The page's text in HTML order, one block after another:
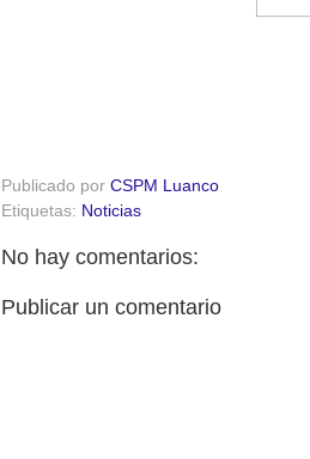
Publicado por CSPM Luanco
Etiquetas: Noticias
No hay comentarios:
Publicar un comentario